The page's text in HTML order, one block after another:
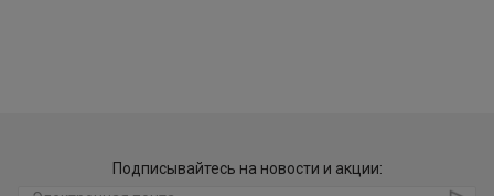
Подписывайтесь на новости и акции: